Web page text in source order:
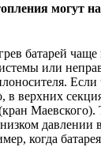
могут
батарей чаще
или
Если
в верхних
когда